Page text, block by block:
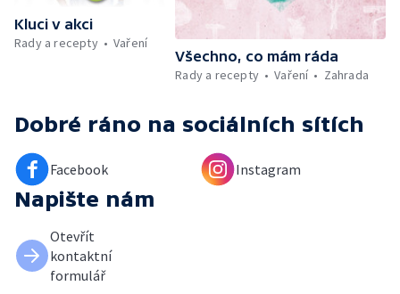
Kluci v akci
Rady a recepty
Vaření
Všechno, co mám ráda
Rady a recepty
Vaření Zahrada
Dobré ráno na sociálních sítích
Facebook Instagram
Napište nám
Otevřít
kontaktní
formulář